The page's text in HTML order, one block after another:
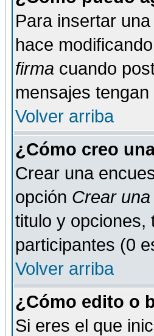
Para insertar
hace
firma cuando
mensajes
Volver arriba
¿Cómo creo
Crear una
opción Crear
titulo y opciones,
participantes (0
Volver arriba
¿Cómo edito o
Si eres el que